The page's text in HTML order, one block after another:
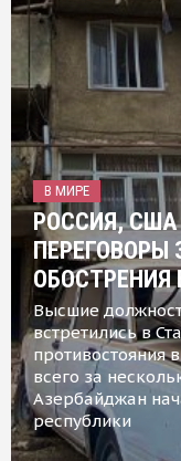
В МИРЕ
РОССИЯ, США
ПЕРЕГОВОРЫ
ОБОСТРЕНИЯ
Высшие
встретились в
противостояния
всего за
Азербайджан
республики